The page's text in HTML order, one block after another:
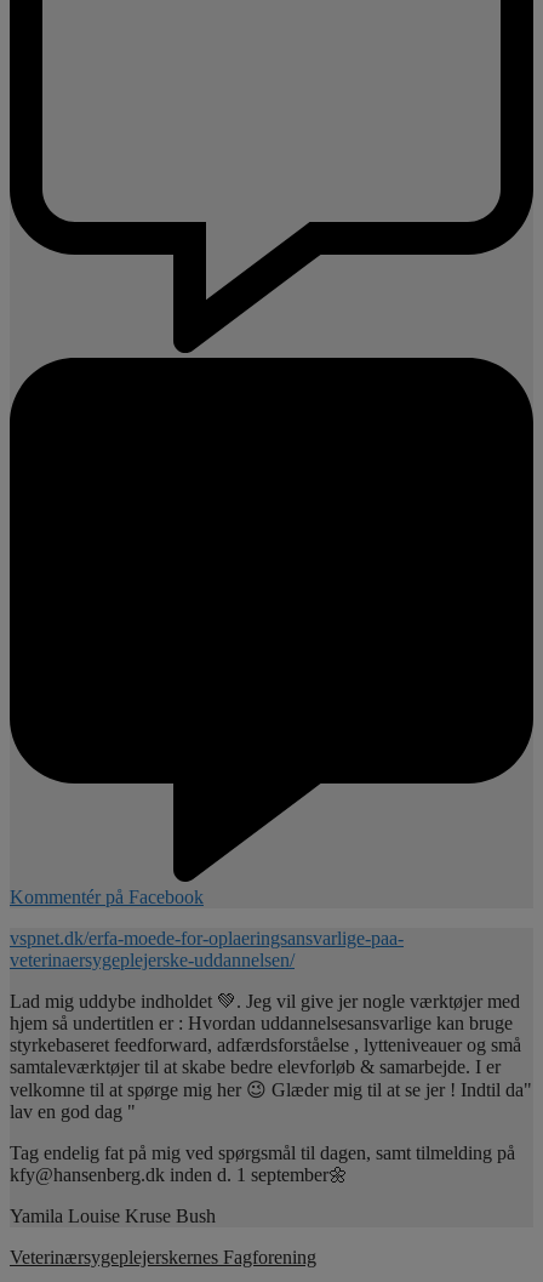
Kommentér på Facebook
vspnet.dk/erfa-moede-for-oplaeringsansvarlige-paa-
veterinaersygeplejerske-uddannelsen/
Lad mig uddybe indholdet 💚. Jeg vil give jer nogle værktøjer med
hjem så undertitlen er : Hvordan uddannelsesansvarlige kan bruge
styrkebaseret feedforward, adfærdsforståelse , lytteniveauer og små
samtaleværktøjer til at skabe bedre elevforløb & samarbejde. I er
velkomne til at spørge mig her 😉 Glæder mig til at se jer ! Indtil da"
lav en god dag "
Tag endelig fat på mig ved spørgsmål til dagen, samt tilmelding på
kfy@hansenberg.dk inden d. 1 september🌼
Yamila Louise Kruse Bush
Veterinærsygeplejerskernes Fagforening